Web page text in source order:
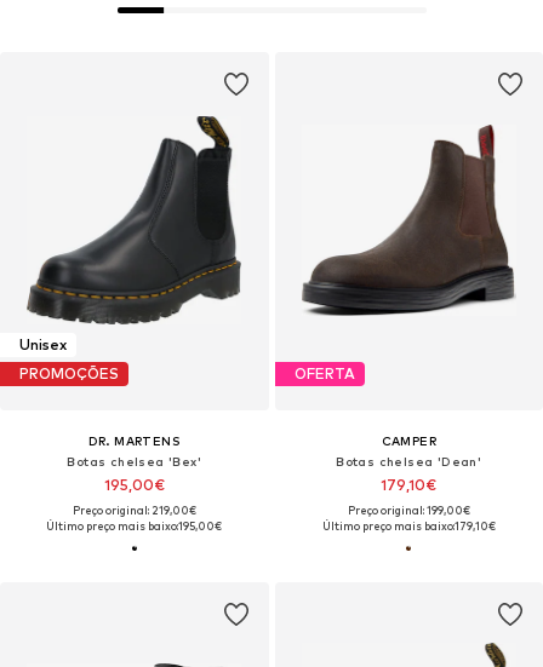
Unisex
PROMOÇÕES
DR. MARTENS
Botas chelsea 'Bex'
195,00€
Preço original: 219,00€
Último preço mais baixo:195,00€
OFERTA
CAMPER
Botas chelsea 'Dean'
179,10€
Preço original: 199,00€
Último preço mais baixo:179,10€